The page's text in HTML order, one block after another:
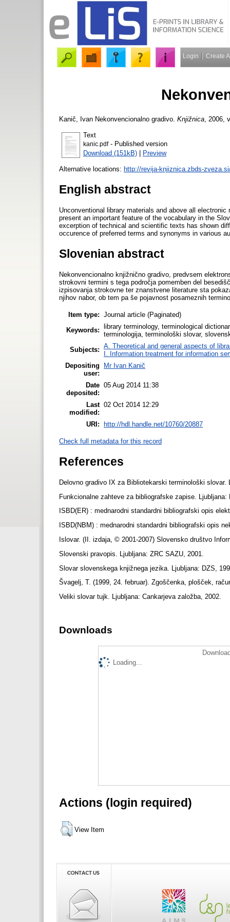
Login Create
Kanič, Ivan Nekonvencionalno gradivo. Knjižnica , 2006,
Text
kanic.pdf- Published version
Download (151kB) | Preview
Alternative locations: http://revija-knjiznica.zbds-
English abstract
Unconventional library materials and above all
present an important feature of the vocabulary in the
excerption of technical and scientific texts has shown
occurence of preferred terms and synonyms in various
Slovenian abstract
Nekonvencionalno knjižnično gradivo, predvsem
strokovni termini s tega področja pomemben del
izpisovanja strokovne ter znanstvene literature sta
njihov nabor, ob tem pa še pojavnost posameznih
Item type: Journal article (Paginated)
Keywords:
library terminology, terminological
terminologija, terminološki slovar,
Subjects: A. Theoretical and general aspects of
I. Information treatment for information
Depositing
user:
Mr Ivan Kanič
Date
deposited:
05 Aug 2014 11:38
Last
modified:
02 Oct 2014 12:29
URI: http://hdl.handle.net/10760/20887
Check full metadata for this record
References
Delovno gradivo IX za Bibliotekarski terminološki
Funkcionalne zahteve za bibliografske zapise.
ISBD(ER) : mednarodni standardni bibliografski opis
ISBD(NBM) : mednarodni standardni bibliografski opis
Islovar. (II. izdaja, © 2001-2007) Slovensko društvo
Slovenski pravopis. Ljubljana: ZRC SAZU, 2001.
Slovar slovenskega knjižnega jezika. Ljubljana: DZS,
Švagelj, T. (1999, 24. februar). Zgoščenka, plošček,
Veliki slovar tujk. Ljubljana: Cankarjeva založba, 2002.
Downloads
Loading...
Actions (login required)
View Item